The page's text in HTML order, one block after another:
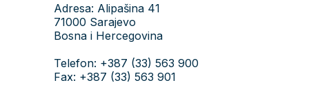
Adresa: Alipašina 41
71000 Sarajevo
Bosna i Hercegovina
Telefon: +387 (33) 563 900
Fax: +387 (33) 563 901